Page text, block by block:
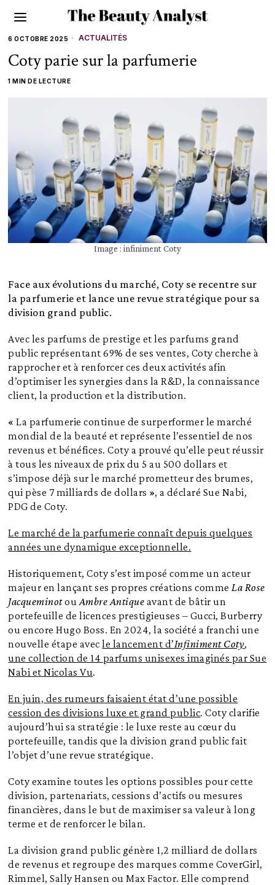
6 OCTOBRE 2025 ACTUALITÉS
Coty parie sur la parfumerie
1 MIN DE LECTURE
Image : infiniment Coty
Face aux évolutions du marché, Coty se recentre sur
la parfumerie et lance une revue stratégique pour sa
division grand public.
Avec les parfums de prestige et les parfums grand
public représentant 69% de ses ventes, Coty cherche à
rapprocher et à renforcer ces deux activités afin
d’optimiser les synergies dans la R&D, la connaissance
client, la production et la distribution.
« La parfumerie continue de surperformer le marché
mondial de la beauté et représente l’essentiel de nos
revenus et bénéfices. Coty a prouvé qu’elle peut réussir
à tous les niveaux de prix du 5 au 500 dollars et
s’impose déjà sur le marché prometteur des brumes,
qui pèse 7 milliards de dollars », a déclaré Sue Nabi,
PDG de Coty.
Le marché de la parfumerie connaît depuis quelques
années une dynamique exceptionnelle.
Historiquement, Coty s’est imposé comme un acteur
majeur en lançant ses propres créations comme La Rose
Jacqueminotou Ambre Antique avant de bâtir un
portefeuille de licences prestigieuses – Gucci, Burberry
ou encore Hugo Boss. En 2024, la société a franchi une
nouvelle étape avecle lancement d’Infiniment Coty,
une collection de 14 parfums unisexes imaginés par Sue
Nabi et Nicolas Vu.
En juin, des rumeurs faisaient état d’une possible
cession des divisions luxe et grand public. Coty clarifie
aujourd’hui sa stratégie : le luxe reste au cœur du
portefeuille, tandis que la division grand public fait
l’objet d’une revue stratégique.
Coty examine toutes les options possibles pour cette
division, partenariats, cessions d’actifs ou mesures
financières, dans le but de maximiser sa valeur à long
terme et de renforcer le bilan.
La division grand public génère 1,2 milliard de dollars
de revenus et regroupe des marques comme CoverGirl,
Rimmel, Sally Hansen ou Max Factor. Elle comprend